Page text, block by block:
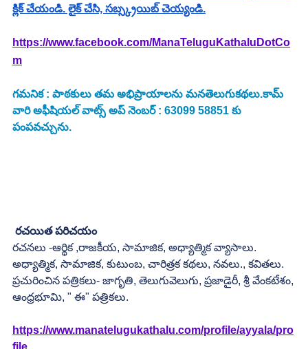
క్లిక్ చేయండి. లైక్ చేసి, సబ్స్క్రయిబ్ చెయ్యండి.
https://www.facebook.com/ManaTeluguKathaluDotCo
m
గమనిక : పాఠకులు తమ అభిప్రాయాలను మనతెలుగుకథలు.కామ్
వారి అఫీషియల్ వాట్స్ అప్ నెంబర్ : 63099 58851 కు
పంపవచ్చును.
రచయిత పరిచయం
రచనలు -ఆర్థిక ,రాజకీయ, సామాజిక, అధ్యాత్మిక వ్యాసాలు.
అధ్యాత్మిక, సామాజిక, కుటుంబ, చారిత్రక కథలు, నవలు., కవితలు.
ప్రచురించిన పత్రికలు- జాగృతి, తెలుగువెలుగు, ప్రజాడైరీ, శ్రీ వేంకటేశం,
ఆంధ్రభూమి, " ఈ" పత్రికలు.
https://www.manatelugukathalu.com/profile/ayyala/pro
file